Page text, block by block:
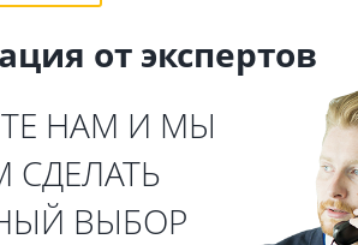
от экспертов
НАМ И МЫ
ВЫБОР